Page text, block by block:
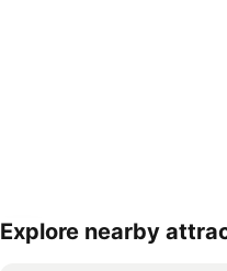
Nagy méretű térkép
Explore nearby